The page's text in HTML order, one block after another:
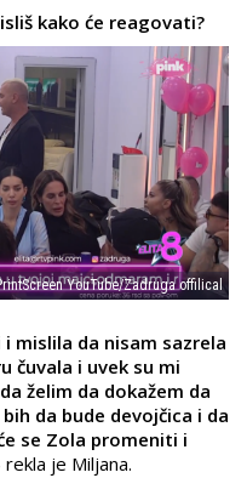
kako će reagovati?
YouTube/Zadruga offilical
mislila da nisam sazrela
čuvala i uvek su mi
želim da dokažem da
da bude devojčica i da
se Zola promeniti i
rekla je Miljana.